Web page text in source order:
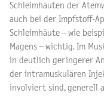
Schleimhäuten der
auch bei der Impfstoff-
Schleimhäute – wie
Magens – wichtig. Im
in deutlich geringerer
der intramuskulären
involviert sind, generell